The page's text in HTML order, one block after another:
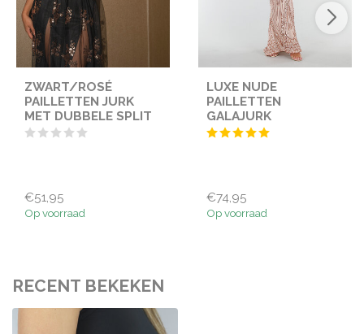
ZWART/ROSÉ
PAILLETTEN JURK
MET DUBBELE SPLIT
€51,95
Op voorraad
LUXE NUDE
PAILLETTEN
GALAJURK
€74,95
Op voorraad
RECENT BEKEKEN